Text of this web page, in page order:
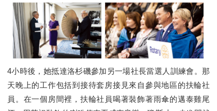
4小時後，她抵達洛杉磯參加另一場社長當選人訓練會。那
天晚上的工作包括到接待套房接見來自參與地區的扶輪社
員。在一個房間裡，扶輪社員喝著裝飾著雨傘的邁泰雞尾